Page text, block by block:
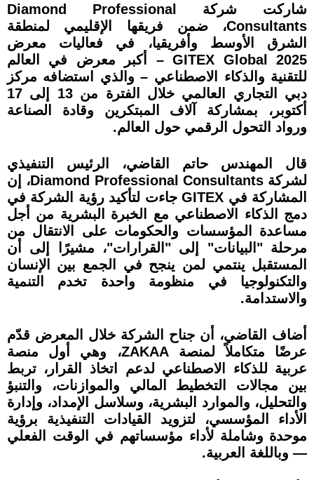
شاركت شركة Diamond Professional
Consultants، ضمن فريقها الإقليمي لمنطقة
الشرق الأوسط وأفريقيا، في فعاليات معرض
GITEX Global 2025 – أكبر معرض في العالم
للتقنية والذكاء الاصطناعي – والذي استضافه مركز
دبي التجاري العالمي خلال الفترة من 13 إلى 17
أكتوبر، بمشاركة آلاف المبتكرين وقادة الصناعة
ورواد التحول الرقمي حول العالم.
قال المهندس حاتم القاضي، الرئيس التنفيذي
لشركة Diamond Professional Consultants، إن
المشاركة في GITEX جاءت لتأكيد رؤية الشركة في
دمج الذكاء الاصطناعي مع الخبرة البشرية من أجل
مساعدة المؤسسات والحكومات على الانتقال من
مرحلة "البيانات" إلى "القرارات"، مشيرًا إلى أن
المستقبل ينتمي لمن ينجح في الجمع بين الإنسان
والتكنولوجيا في منظومة واحدة تخدم التنمية
والاستدامة.
أضاف القاضي، أن جناح الشركة خلال المعرض قدّم
عرضًا متكاملاً لمنصة ZAKAA، وهي أول منصة
عربية للذكاء الاصطناعي لدعم اتخاذ القرار، تربط
بين مجالات التخطيط المالي والموازنات، والتنبؤ
والتحليل، والموارد البشرية، وسلاسل الإمداد، وإدارة
الأداء المؤسسي، لتزويد القيادات التنفيذية برؤية
موحدة وشاملة لأداء مؤسساتهم في الوقت الفعلي
— وباللغة العربية.